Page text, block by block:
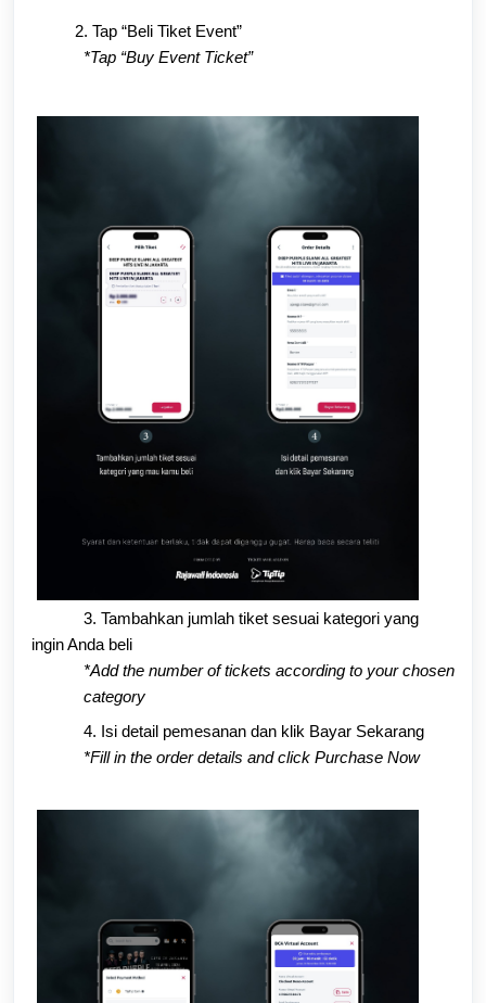
2. Tap “Beli Tiket Event”
*Tap “Buy Event Ticket”
3. Tambahkan jumlah tiket sesuai kategori yang
ingin Anda beli
*Add the number of tickets according to your chosen
category
4. Isi detail pemesanan dan klik Bayar Sekarang
*Fill in the order details and click Purchase Now